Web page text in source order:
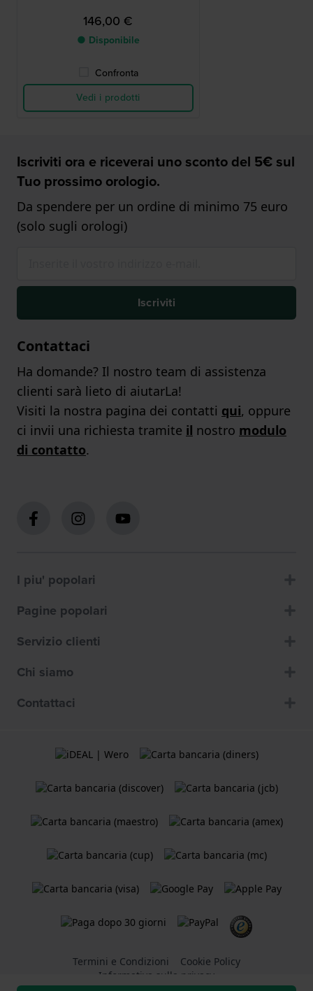
146,00 €
● Disponibile
Confronta
Vedi i prodotti
Iscriviti ora e riceverai uno sconto del 5€ sul
Tuo prossimo orologio.
Da spendere per un ordine di minimo 75 euro
(solo sugli orologi)
Iscriviti
Contattaci
Ha domande? Il nostro team di assistenza
clienti sarà lieto di aiutarLa!
Visiti la nostra pagina dei contatti qui, oppure
ci invii una richiesta tramite il nostro modulo
di contatto.
I piu' popolari
Pagine popolari
Servizio clienti
Chi siamo
Contattaci
Termini e Condizioni
Cookie Policy
Informativa sulla privacy